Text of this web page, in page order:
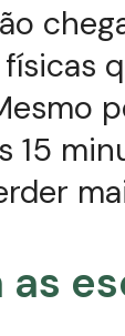
15
as